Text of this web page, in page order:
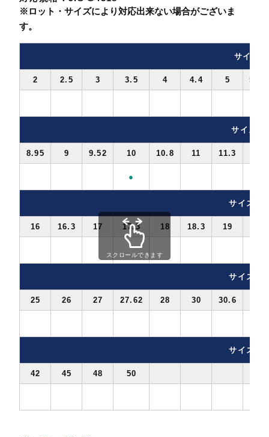
※ロット・サイズにより対応出来ない場合がございま
す。
サイズ2
2 2.5 3 3.5 4 4.4 5 5.3
サイズ8
8.95 9 9.52 10 10.8 11 11.3
●
サイズ16
16 16.3 17 17.3 18 18.3 19
サイズ25
25 26 27 27.62 28 30 30.6
サイズ45
42 45 48 50
スクロールできます